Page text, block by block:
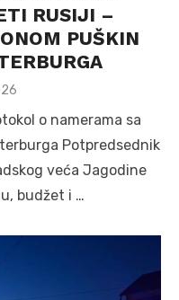
RUSIJI –
PUŠKIN
o namerama sa
Potpredsednik
veća Jagodine
budžet i …